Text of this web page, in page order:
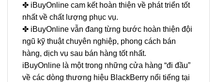
✤ iBuyOnline cam kết hoàn thiện về phát triển tốt
nhất về chất lượng phục vụ.
✤ iBuyOnline vẫn đang từng bước hoàn thiện đội
ngũ kỹ thuật chuyên nghiệp, phong cách bán
hàng, dịch vụ sau bán hàng tốt nhất.
iBuyOnline là một trong những cửa hàng “đi đầu”
về các dòng thương hiệu BlackBerry nổi tiếng tại